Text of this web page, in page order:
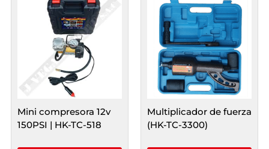
Mini compresora 12v
150PSI | HK-TC-518
Multiplicador de fuerza
(HK-TC-3300)